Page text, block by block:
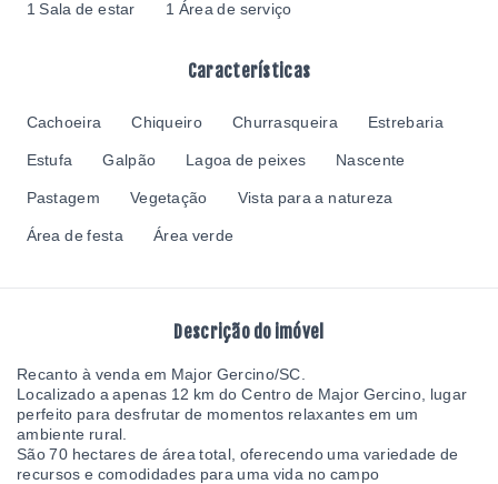
1 Sala de estar 1 Área de serviço
Características
Cachoeira Chiqueiro Churrasqueira Estrebaria
Estufa Galpão Lagoa de peixes Nascente
Pastagem Vegetação Vista para a natureza
Área de festa Área verde
Descrição do imóvel
Recanto à venda em Major Gercino/SC.
Localizado a apenas 12 km do Centro de Major Gercino, lugar
perfeito para desfrutar de momentos relaxantes em um
ambiente rural.
São 70 hectares de área total, oferecendo uma variedade de
recursos e comodidades para uma vida no campo